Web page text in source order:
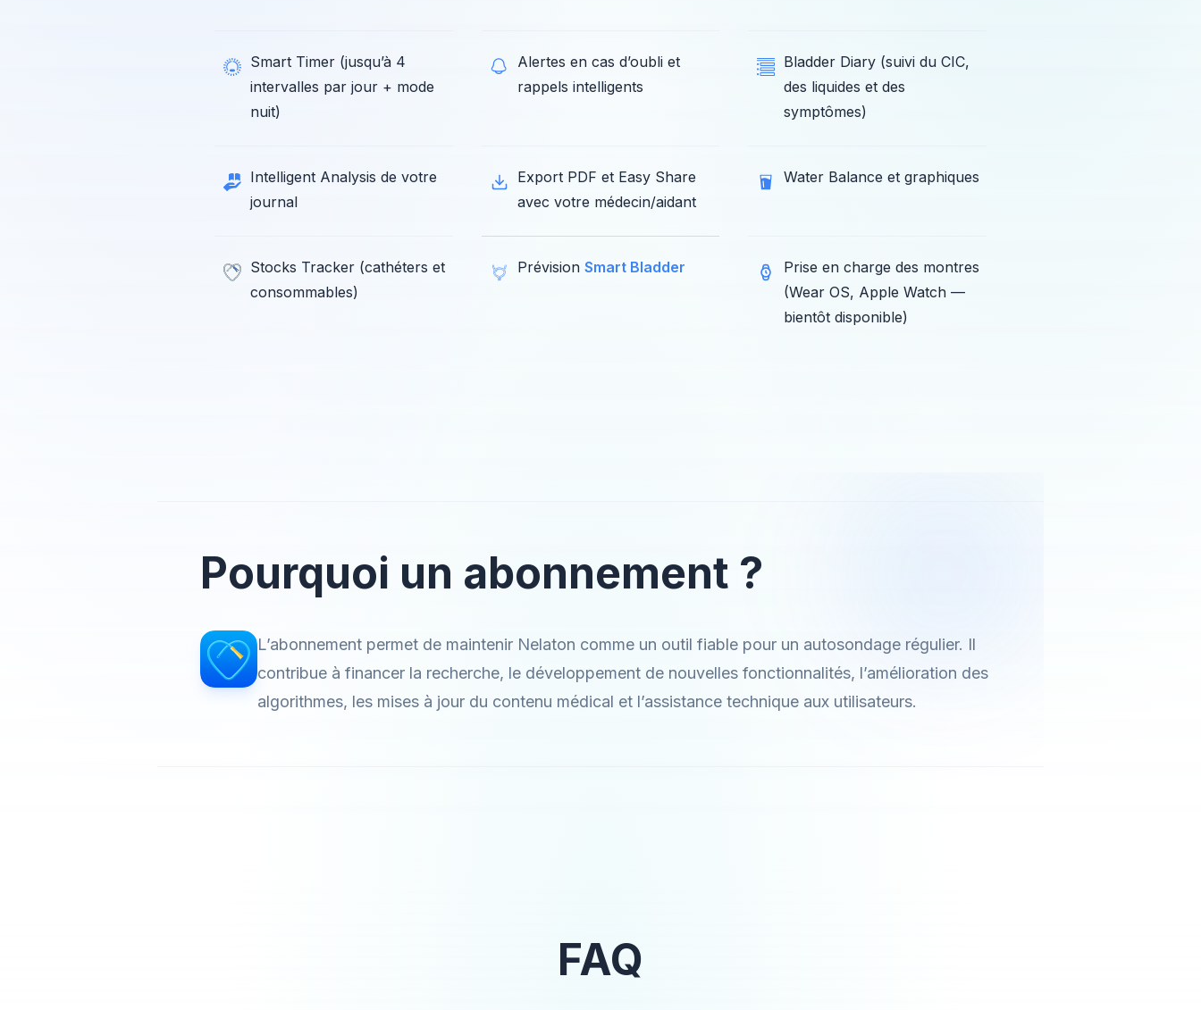
Smart Timer (jusqu’à 4
intervalles par jour + mode
nuit)
Alertes en cas d’oubli et
rappels intelligents
Bladder Diary (suivi du CIC,
des liquides et des
symptômes)
Intelligent Analysis de votre
journal
Export PDF et Easy Share
avec votre médecin/aidant
Water Balance et graphiques
Stocks Tracker (cathéters et
consommables)
Prévision Smart Bladder
Prise en charge des montres
(Wear OS, Apple Watch —
bientôt disponible)
Pourquoi un abonnement ?
L’abonnement permet de maintenir Nelaton comme un outil fiable pour un autosondage régulier. Il
contribue à financer la recherche, le développement de nouvelles fonctionnalités, l’amélioration des
algorithmes, les mises à jour du contenu médical et l’assistance technique aux utilisateurs.
FAQ